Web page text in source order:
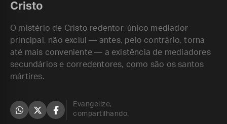
Cristo
O mistério de Cristo redentor, único mediador
principal, não exclui — antes, pelo contrário, torna
até mais conveniente — a existência de mediadores
secundários e corredentores, como são os santos
mártires.
Evangelize,
compartilhando.